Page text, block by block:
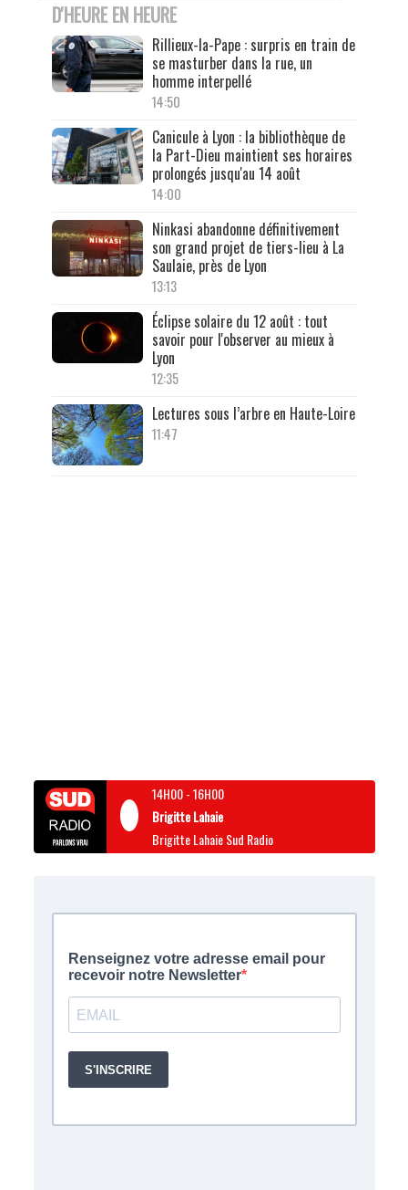
D'HEURE EN HEURE
Rillieux-la-Pape : surpris en train de
se masturber dans la rue, un
homme interpellé
14:50
Canicule à Lyon : la bibliothèque de
la Part-Dieu maintient ses horaires
prolongés jusqu'au 14 août
14:00
Ninkasi abandonne définitivement
son grand projet de tiers-lieu à La
Saulaie, près de Lyon
13:13
Éclipse solaire du 12 août : tout
savoir pour l'observer au mieux à
Lyon
12:35
Lectures sous l’arbre en Haute-Loire
11:47
14H00-16H00
Brigitte Lahaie
Brigitte Lahaie Sud Radio